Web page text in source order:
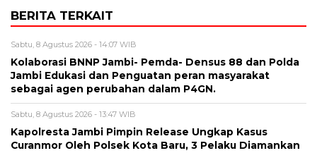
BERITA TERKAIT
Sabtu, 8 Agustus 2026 - 14:07 WIB
Kolaborasi BNNP Jambi- Pemda- Densus 88 dan Polda
Jambi Edukasi dan Penguatan peran masyarakat
sebagai agen perubahan dalam P4GN.
Sabtu, 8 Agustus 2026 - 13:47 WIB
Kapolresta Jambi Pimpin Release Ungkap Kasus
Curanmor Oleh Polsek Kota Baru, 3 Pelaku Diamankan